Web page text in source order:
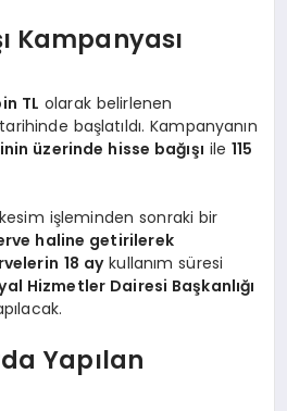
Kampanyası
TL olarak belirlenen
tarihinde başlatıldı. Kampanyanın
üzerinde hisse bağışı ile115
işleminden sonraki bir
haline getirilerek
18 aykullanım süresi
Hizmetler Dairesi Başkanlığı
Yapılan